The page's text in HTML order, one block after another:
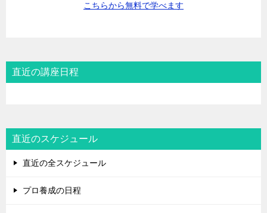
こちらから無料で学べます
直近の講座日程
直近のスケジュール
直近の全スケジュール
プロ養成の日程